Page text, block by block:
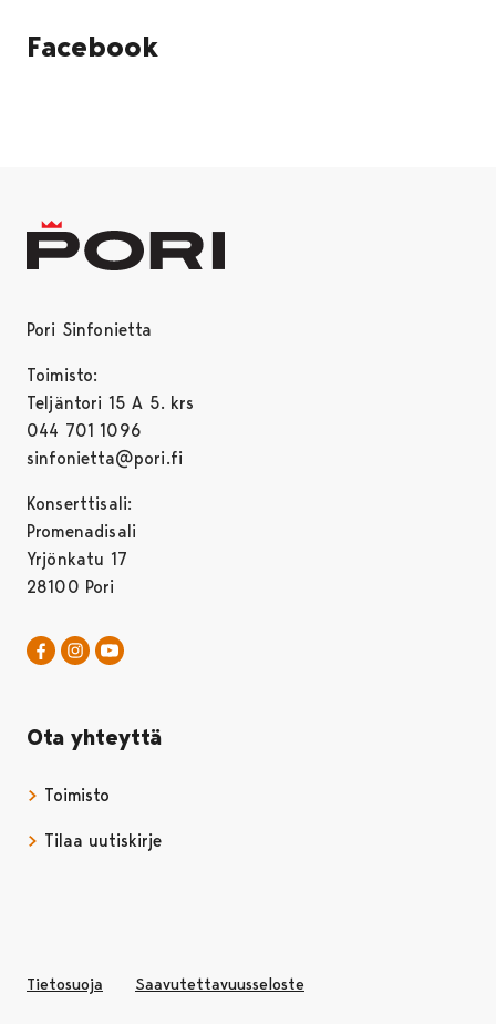
Facebook
Pori Sinfonietta
Toimisto:
Teljäntori 15 A 5. krs
044 701 1096
sinfonietta@pori.fi
Konserttisali:
Promenadisali
Yrjönkatu 17
28100 Pori
Pori Sinfonietta Facebookissa
Avautuu uudessa välilehdessä
Pori Sinfonietta Instagrammissa
Avautuu uudessa välilehdessä
Ota yhteyttä
Toimisto
Tilaa uutiskirjeAvautuu uudessa välilehdessä
Tietosuoja Saavutettavuusseloste